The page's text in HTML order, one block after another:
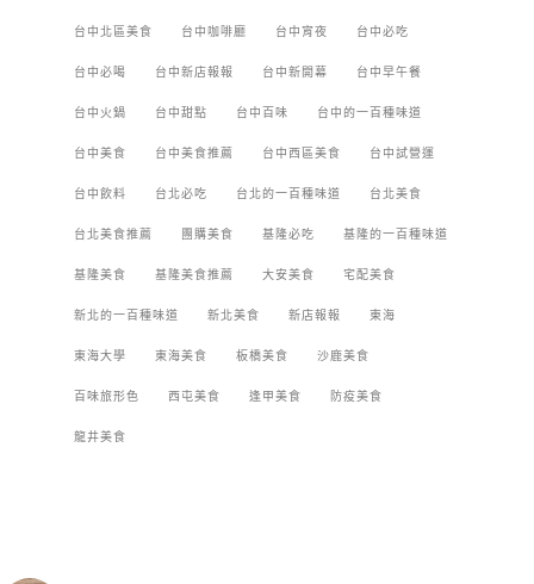
台中北區美食 台中咖啡廳 台中宵夜 台中必吃
台中必喝 台中新店報報 台中新開幕 台中早午餐
台中火鍋 台中甜點 台中百味 台中的一百種味道
台中美食 台中美食推薦 台中西區美食 台中試營運
台中飲料 台北必吃 台北的一百種味道 台北美食
台北美食推薦 團購美食 基隆必吃 基隆的一百種味道
基隆美食 基隆美食推薦 大安美食 宅配美食
新北的一百種味道 新北美食 新店報報 東海
東海大學 東海美食 板橋美食 沙鹿美食
百味旅形色 西屯美食 逢甲美食 防疫美食
龍井美食